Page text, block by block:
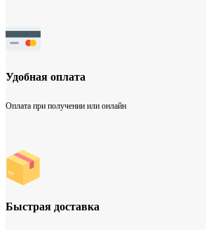
Удобная оплата
Оплата при получении или онлайн
Быстрая доставка